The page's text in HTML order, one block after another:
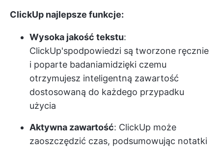
ClickUp najlepsze funkcje:
Wysoka jakość tekstu:
ClickUp'spodpowiedzi są tworzone ręcznie
i poparte badaniamidzięki czemu
otrzymujesz inteligentną zawartość
dostosowaną do każdego przypadku
użycia
Aktywna zawartość: ClickUp może
zaoszczędzić czas, podsumowując notatki